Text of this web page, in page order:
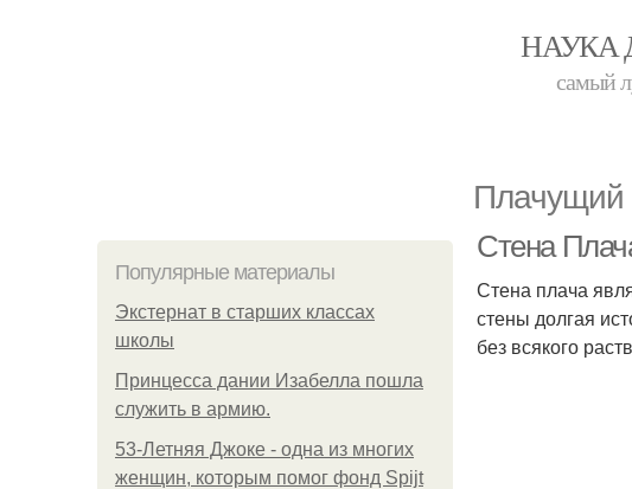
НАУКА
самый
Плачущий
Популярные материалы
Экстернат в старших классах
школы
Принцесса дании Изабелла пошла
служить в армию.
53-Летняя Джоке - одна из многих
женщин, которым помог фонд Spijt
Стена
Стена плача
стены долгая
без всякого